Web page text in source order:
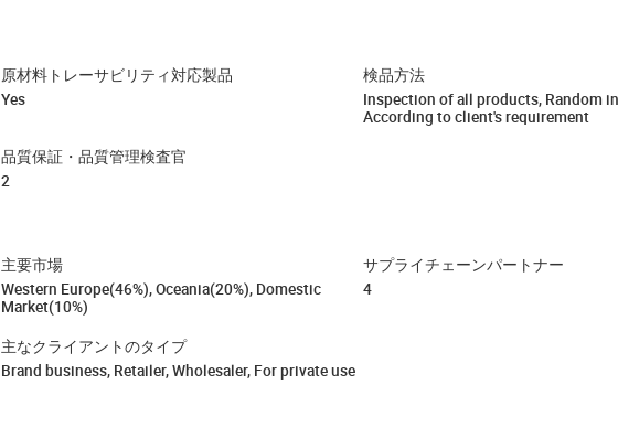
原材料トレーサビリティ対応製品
Yes
検品方法
Inspection of all products, Random
According to client's requirement
品質保証・品質管理検査官
2
主要市場
Western Europe(46%), Oceania(20%), Domestic
Market(10%)
サプライチェーンパートナー
4
主なクライアントのタイプ
Brand business, Retailer, Wholesaler, For private use